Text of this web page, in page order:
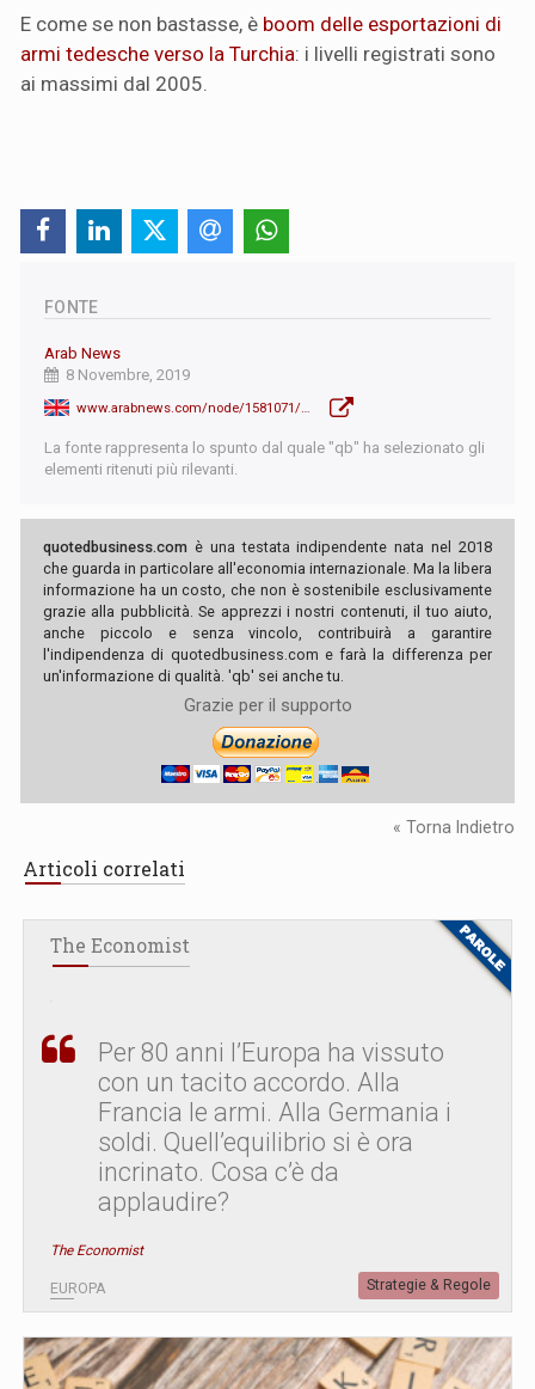
E come se non bastasse, è boom delle esportazioni di
armi tedesche verso la Turchia: i livelli registrati sono
ai massimi dal 2005.
FONTE
Arab News
8 Novembre, 2019
La fonte rappresenta lo spunto dal quale "qb" ha selezionato gli
elementi ritenuti più rilevanti.
quotedbusiness.com è una testata indipendente nata nel 2018
che guarda in particolare all'economia internazionale. Ma la libera
informazione ha un costo, che non è sostenibile esclusivamente
grazie alla pubblicità. Se apprezzi i nostri contenuti, il tuo aiuto,
anche piccolo e senza vincolo, contribuirà a garantire
l'indipendenza di quotedbusiness.com e farà la differenza per
un'informazione di qualità. 'qb' sei anche tu.
Grazie per il supporto
« Torna Indietro
Articoli correlati
The Economist
Per 80 anni l’Europa ha vissuto
con un tacito accordo. Alla
Francia le armi. Alla Germania i
soldi. Quell’equilibrio si è ora
incrinato. Cosa c’è da
applaudire?
The Economist
EUROPA Strategie & Regole